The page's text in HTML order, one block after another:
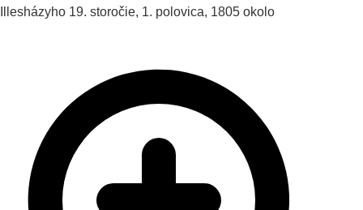
Illesházyho 19. storočie, 1. polovica, 1805 okolo